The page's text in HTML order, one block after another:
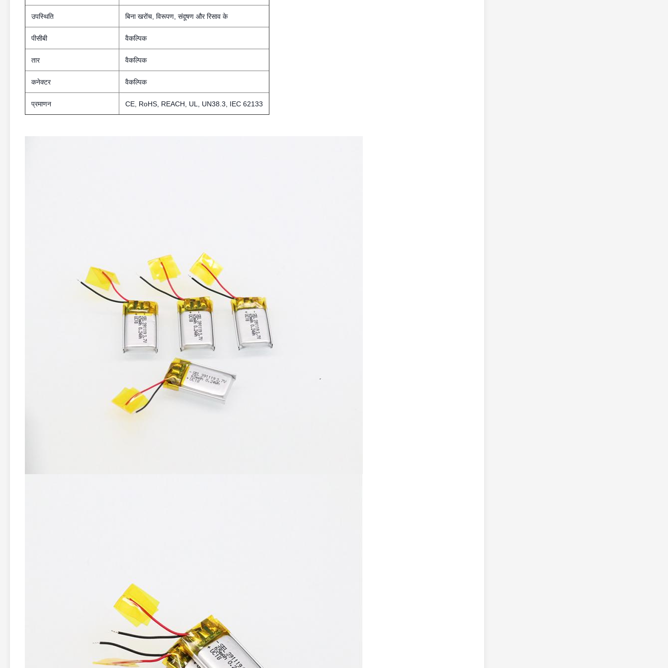
उपस्थिति बिना खरोंच, विरूपण, संदूषण और रिसाव के
पीसीबी वैकल्पिक
तार वैकल्पिक
कनेक्टर वैकल्पिक
प्रमाणन CE, RoHS, REACH, UL, UN38.3, IEC 62133